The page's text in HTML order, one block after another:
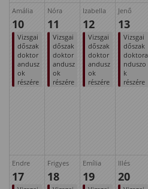
Amália
10
Vizsgai
dőszak
doktor
andusz
ok
részére
Nóra
11
Vizsgai
dőszak
doktor
andusz
ok
részére
Izabella
12
Vizsgai
dőszak
doktor
andusz
ok
részére
Jenő
13
Vizsgai
dőszak
doktora
nduszo
k
részére
Endre
17
Frigyes
18
Emília
19
Illés
20